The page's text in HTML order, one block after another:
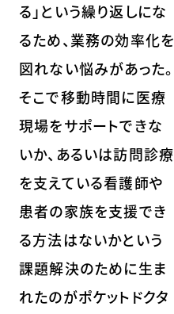
る」という繰り返しにな
るため、業務の効率化を
図れない悩みがあった。
そこで移動時間に医療
現場をサポートできな
いか、あるいは訪問診療
を支えている看護師や
患者の家族を支援でき
る方法はないかという
課題解決のために生ま
れたのがポケットドクタ